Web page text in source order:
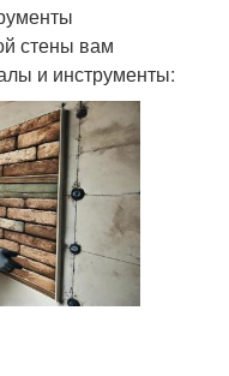
стены вам
и инструменты: